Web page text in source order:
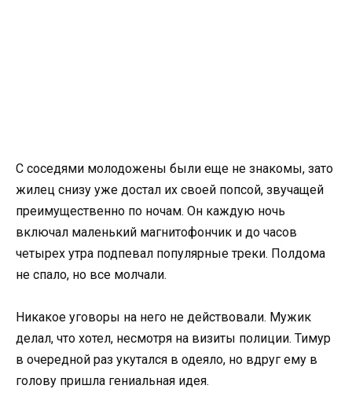
С соседями молодожены были еще не знакомы, зато
жилец снизу уже достал их своей попсой, звучащей
преимущественно по ночам. Он каждую ночь
включал маленький магнитофончик и до часов
четырех утра подпевал популярные треки. Полдома
не спало, но все молчали.
Никакое уговоры на него не действовали. Мужик
делал, что хотел, несмотря на визиты полиции. Тимур
в очередной раз укутался в одеяло, но вдруг ему в
голову пришла гениальная идея.